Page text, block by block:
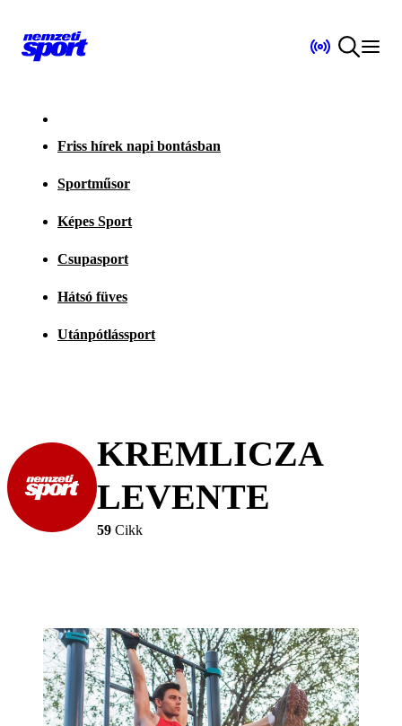
Friss hírek napi bontásban
Sportműsor
Képes Sport
Csupasport
Hátsó füves
Utánpótlássport
KREMLICZA
LEVENTE
59 Cikk